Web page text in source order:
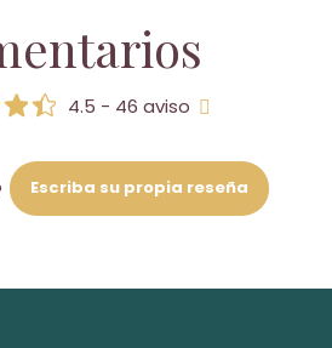
4.5 - 46 aviso
Escriba su propia reseña